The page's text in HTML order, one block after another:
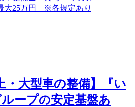
・大型車の整備】『い
ープの安定基盤あ